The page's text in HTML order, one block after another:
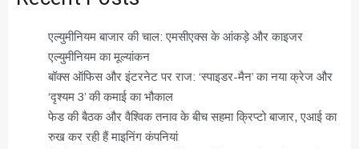
एल्युमीनियम बाजार की चाल: एमसीएक्स के आंकड़े और काइजर
एल्युमीनियम का मूल्यांकन
बॉक्स ऑफिस और इंटरनेट पर राज: ‘स्पाइडर-मैन’ का नया क्रेज और
‘दृश्यम 3’ की कमाई का भौकाल
फेड की बैठक और वैश्विक तनाव के बीच सहमा क्रिप्टो बाजार, एआई का
रुख कर रही हैं माइनिंग कंपनियां